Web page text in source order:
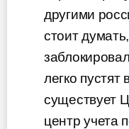
другими
стоит
легко пустят
существует
центр учета